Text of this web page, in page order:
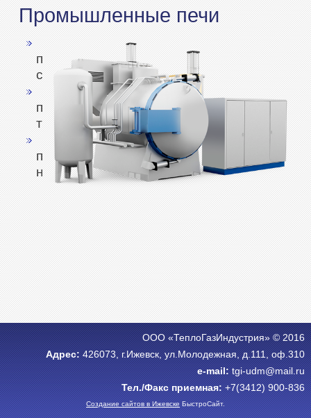
Промышленные печи
печи
сушильные;
печи
термические;
печи
нагревательные.
ООО «ТеплоГазИндустрия» © 2016
Адрес:426073, г.Ижевск, ул.Молодежная, д.111, оф.310
e-mail:tgi-udm@mail.ru
Тел./Факс приемная:+7(3412) 900-836
Создание сайтов в ИжевскеБыстроСайт.